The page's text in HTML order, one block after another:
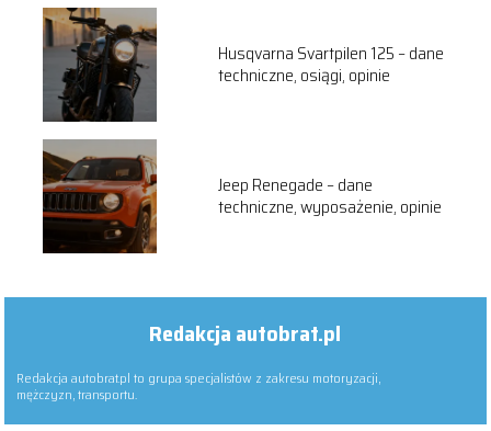
Husqvarna Svartpilen 125 – dane
techniczne, osiągi, opinie
Jeep Renegade – dane
techniczne, wyposażenie, opinie
Redakcja autobrat.pl
Redakcja autobrat.pl to grupa specjalistów z zakresu motoryzacji,
mężczyzn, transportu.